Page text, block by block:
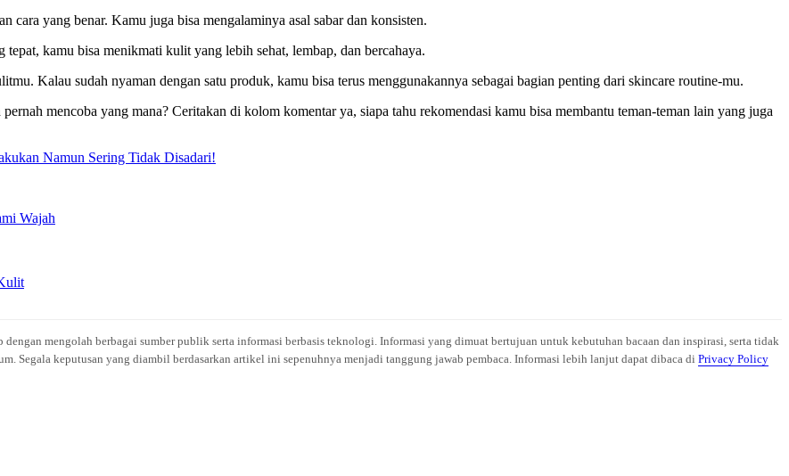
yang benar. Kamu juga bisa mengalaminya asal sabar dan konsisten.
kamu bisa menikmati kulit yang lebih sehat, lembap, dan bercahaya.
Kalau sudah nyaman dengan satu produk, kamu bisa terus menggunakannya sebagai bagian penting dari skincare routine-mu.
mencoba yang mana? Ceritakan di kolom komentar ya, siapa tahu rekomendasi kamu bisa membantu teman-teman lain yang juga
Namun Sering Tidak Disadari!
Wajah
mengolah berbagai sumber publik serta informasi berbasis teknologi. Informasi yang dimuat bertujuan untuk kebutuhan bacaan dan inspirasi, serta tidak
Segala keputusan yang diambil berdasarkan artikel ini sepenuhnya menjadi tanggung jawab pembaca. Informasi lebih lanjut dapat dibaca di Privacy Policy